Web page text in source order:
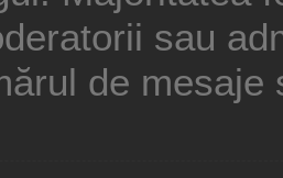
sau
de mesaje